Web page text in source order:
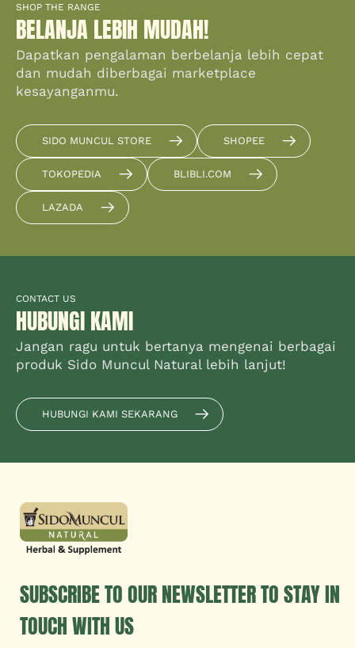
SHOP THE RANGE
BELANJA LEBIH MUDAH!
Dapatkan pengalaman berbelanja lebih cepat
dan mudah diberbagai marketplace
kesayanganmu.
SIDO MUNCUL STORE SHOPEE
TOKOPEDIA BLIBLI.COM
LAZADA
CONTACT US
HUBUNGI KAMI
Jangan ragu untuk bertanya mengenai berbagai
produk Sido Muncul Natural lebih lanjut!
HUBUNGI KAMI SEKARANG
SUBSCRIBE TO OUR NEWSLETTER TO STAY IN
TOUCH WITH US